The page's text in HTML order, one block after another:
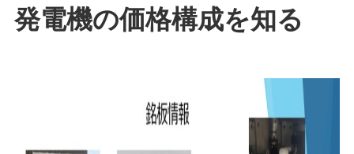
発電機の価格構成を知る